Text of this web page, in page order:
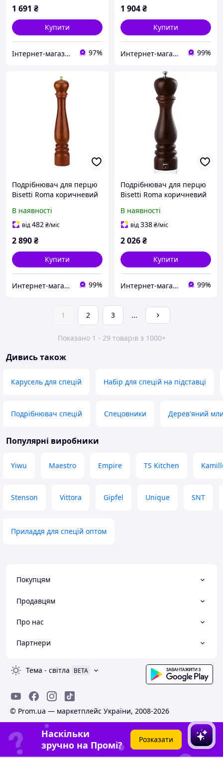
1 691 ₴
Купити
Інтернет-магазин"FANTIKI" 97%
1 904₴
Купити
Интернет-магазин "TUDO" 99%
Подрібнювач для перцю
Bisetti Roma коричневий
доставкою по Україні
В наявності
від482₴/міс
2 890₴
Купити
Интернет-магазин "TUDO" 99%
Подрібнювач для перцю
Bisetti Roma коричневий
доставкою по Україні
В наявності
від338₴/міс
2 026₴
Купити
Интернет-магазин "TUDO" 99%
1 2 3 ...
Показано 1 - 29 товарів з 1000+
Дивись також
Карусель для спецій Набір для спецій на підставці
Подрібнювач спецій Спецовники Дерев'яний
Популярні виробники
Yiwu Maestro Empire TS Kitchen
Stenson Vittora Gipfel Unique SNT
Приладдя для спецій оптом
Покупцям
Продавцям
Про нас
Партнери
Тема - світла BETA
© Prom.ua — маркетплейс України, 2008-2026
Наскільки
зручно на Промі?
Розказати